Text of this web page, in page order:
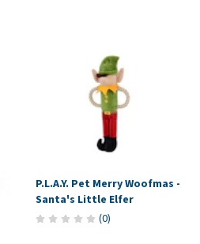
P.L.A.Y. Pet Merry Woofmas -
Santa's Little Elfer
(0)